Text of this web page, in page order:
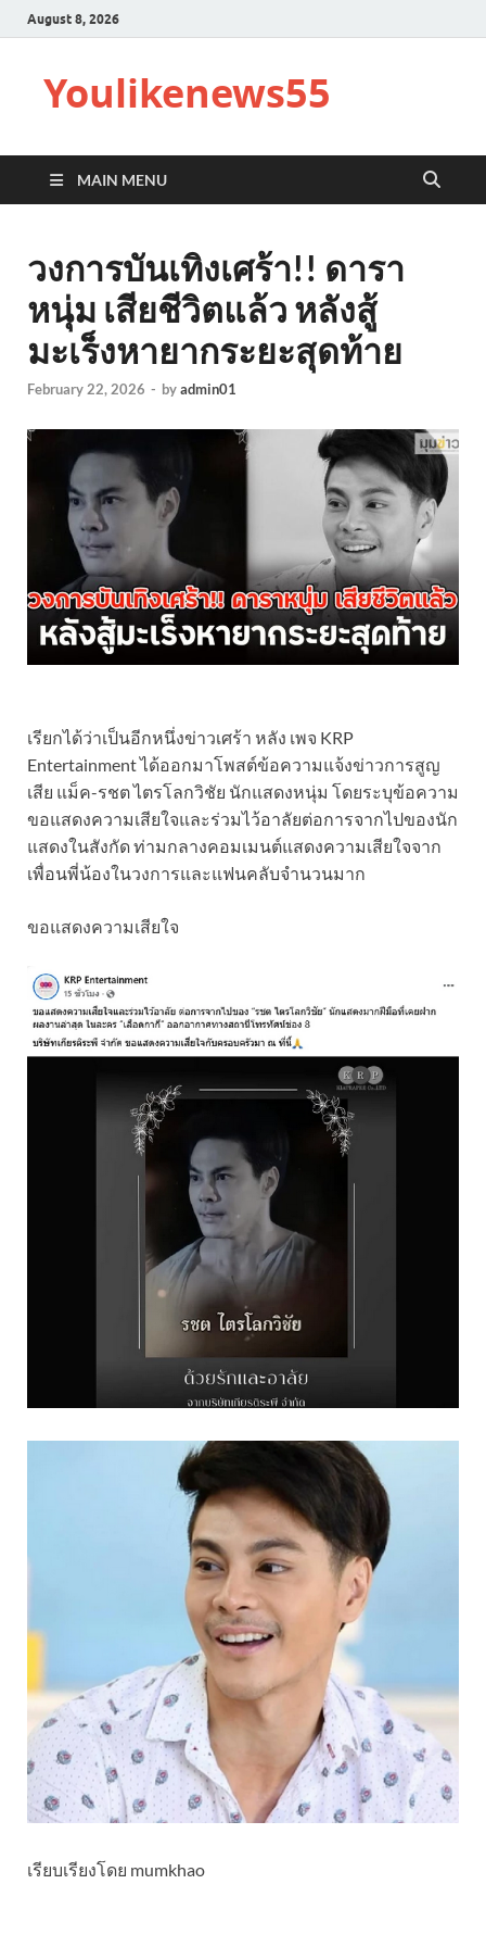
August 8, 2026
Youlikenews55
MAIN MENU
วงการบันเทิงเศร้า!! ดารา
หนุ่ม เสียชีวิตแล้ว หลังสู้
มะเร็งหายากระยะสุดท้าย
February 22, 2026 - byadmin01
เรียกได้ว่าเป็นอีกหนึ่งข่าวเศร้า หลัง เพจ KRP
Entertainment ได้ออกมาโพสต์ข้อความแจ้งข่าวการสูญ
เสีย แม็ค-รชต ไตรโลกวิชัย นักแสดงหนุ่ม โดยระบุข้อความ
ขอแสดงความเสียใจและร่วมไว้อาลัยต่อการจากไปของนัก
แสดงในสังกัด ท่ามกลางคอมเมนต์แสดงความเสียใจจาก
เพื่อนพี่น้องในวงการและแฟนคลับจำนวนมาก
ขอแสดงความเสียใจ
เรียบเรียงโดย mumkhao